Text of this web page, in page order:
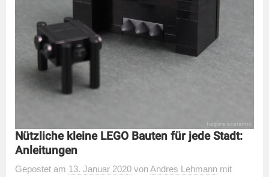
Nützliche kleine LEGO Bauten für jede Stadt:
Anleitungen
Gepostet am 13. Januar 2020 vonAndres Lehmann mit